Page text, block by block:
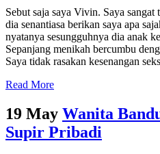
Sebut saja saya Vivin. Saya
dia senantiasa berikan saya apa
nyatanya sesungguhnya dia anak
Sepanjang menikah bercumbu
Saya tidak rasakan kesenangan
Read More
19 May Wanita
Supir Pribadi